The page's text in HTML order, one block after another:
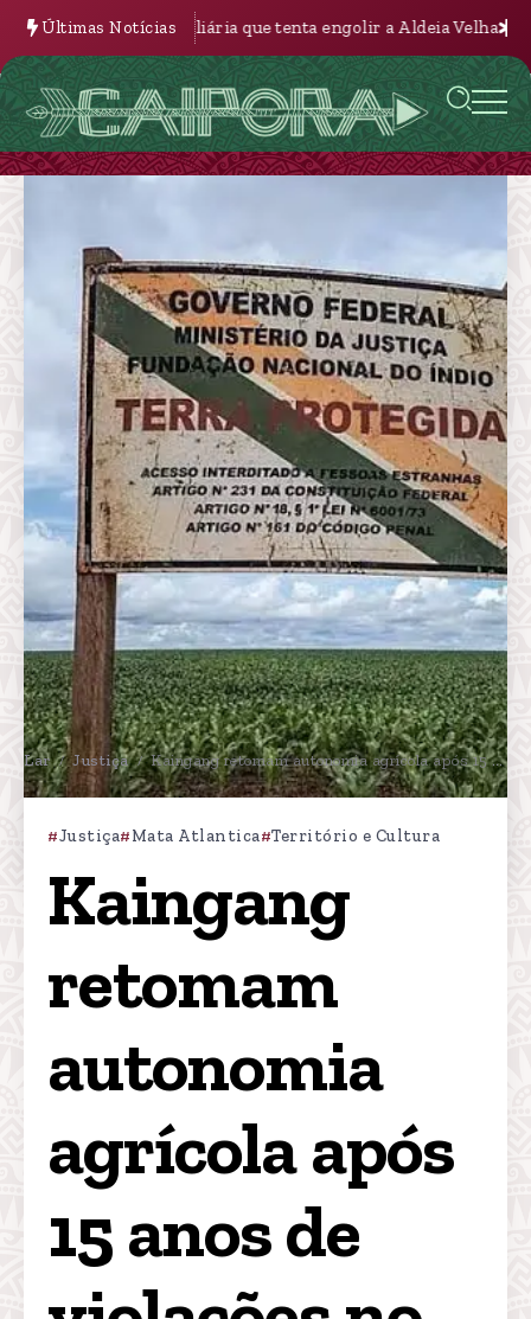
Últimas Notícias
e imobiliária que tenta engolir a Aldeia Velha A Nova Batalha
Lar / Justiça / Kaingang retomam autonomia agrícola após 15 anos de violações no Paraná
Justiça Mata Atlantica Território e Cultura
Kaingang
retomam
autonomia
agrícola após
15 anos de